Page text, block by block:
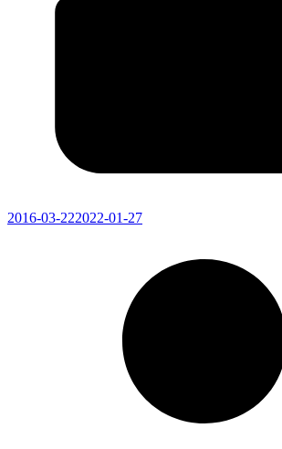
2016-03-222022-01-27